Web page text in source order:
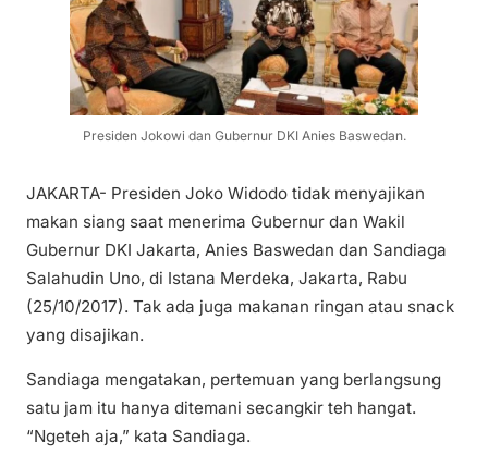
Presiden Jokowi dan Gubernur DKI Anies Baswedan.
JAKARTA- Presiden Joko Widodo tidak menyajikan
makan siang saat menerima Gubernur dan Wakil
Gubernur DKI Jakarta, Anies Baswedan dan Sandiaga
Salahudin Uno, di Istana Merdeka, Jakarta, Rabu
(25/10/2017). Tak ada juga makanan ringan atau snack
yang disajikan.
Sandiaga mengatakan, pertemuan yang berlangsung
satu jam itu hanya ditemani secangkir teh hangat.
“Ngeteh aja,” kata Sandiaga.